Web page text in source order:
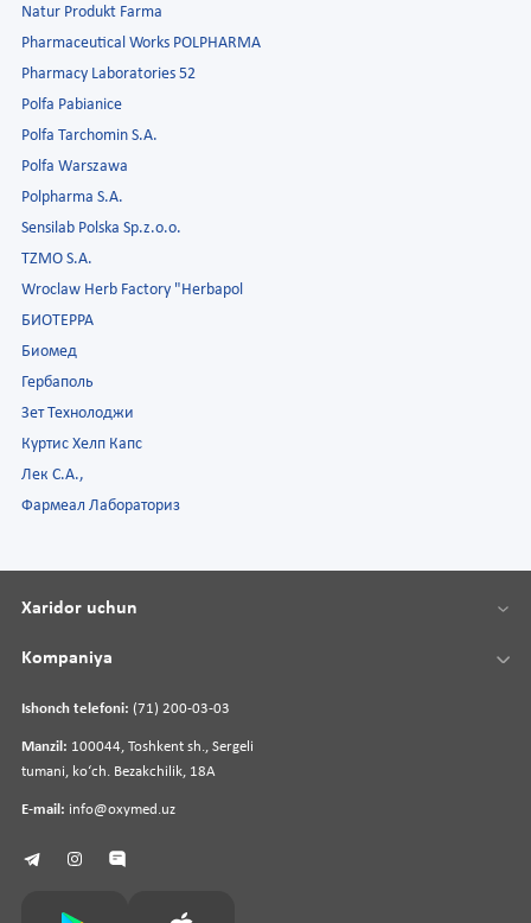
Natur Produkt Farma
Pharmaceutical Works POLPHARMA
Pharmacy Laboratories 52
Polfa Pabianice
Polfa Tarchomin S.A.
Polfa Warszawa
Polpharma S.A.
Sensilab Polska Sp.z.o.o.
TZMO S.A.
Wroclaw Herb Factory "Herbapol
БИОТЕРРА
Биомед
Гербаполь
Зет Технолоджи
Куртис Хелп Капс
Лек С.А.,
Фармеал Лабораториз
Ishonch telefoni: (71) 200-03-03
Manzil: 100044, Toshkent sh., Sergeli
tumani, koʻch. Bezakchilik, 18A
E-mail: info@oxymed.uz
Xaridor uchun
Kompaniya